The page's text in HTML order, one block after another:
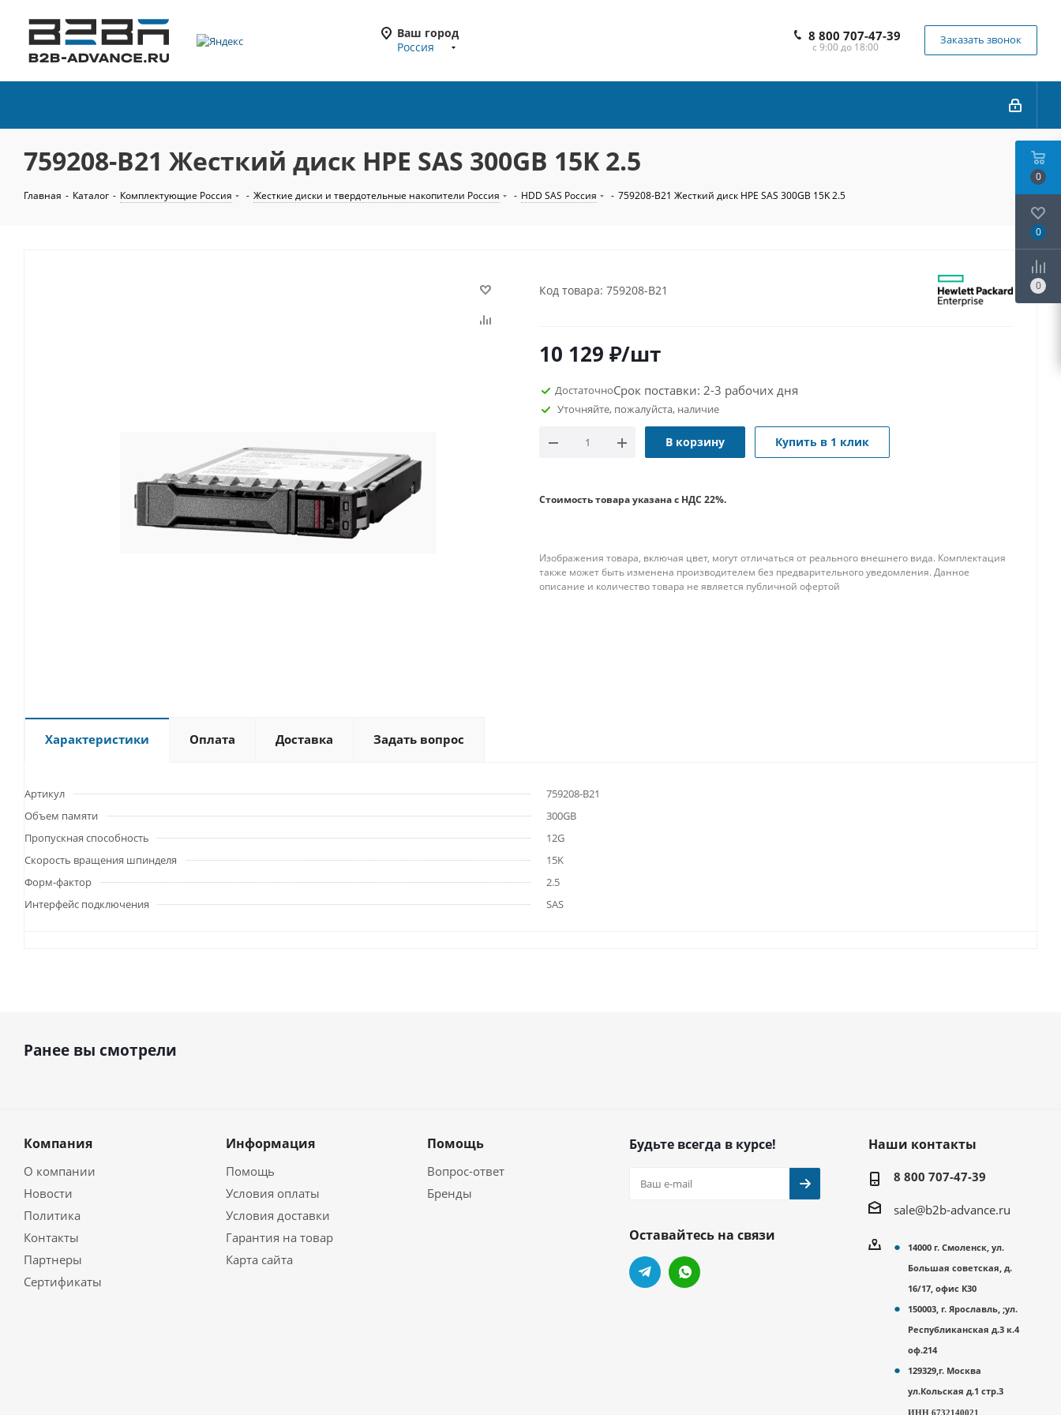
Ваш город
Россия
8 800 707-47-39
с 9:00 до 18:00
Заказать звонок
759208-B21 Жесткий диск HPE SAS 300GB 15K 2.5
Главная - Каталог - Комплектующие Россия - Жесткие диски и твердотельные накопители Россия - HDD SAS Россия - 759208-B21 Жесткий диск HPE SAS 300GB 15K 2.5
Код товара: 759208-B21
10 129 ₽/шт
ДостаточноСрок поставки: 2-3 рабочих дня
Уточняйте, пожалуйста, наличие
В корзину Купить в 1 клик
Стоимость товара указана с НДС 22%.
Изображения товара, включая цвет, могут отличаться от реального внешнего вида. Комплектация
также может быть изменена производителем без предварительного уведомления. Данное
описание и количество товара не является публичной офертой
Характеристики Оплата Доставка Задать вопрос
Артикул
759208-B21
Объем памяти
300GB
Пропускная способность
12G
Скорость вращения шпинделя
15K
Форм-фактор
2.5
Интерфейс подключения
SAS
Ранее вы смотрели
Компания
О компании
Новости
Политика
Контакты
Партнеры
Сертификаты
Информация
Помощь
Условия оплаты
Условия доставки
Гарантия на товар
Карта сайта
Помощь
Вопрос-ответ
Бренды
Будьте всегда в курсе!
Оставайтесь на связи
Наши контакты
8 800 707-47-39
sale@b2b-advance.ru
14000 г. Смоленск, ул.
Большая советская, д.
16/17, офис К30
150003, г. Ярославль, ;ул.
Республиканская д.3 к.4
оф.214
129329,г. Москва
ул.Кольская д.1 стр.3
ИНН 6732140021
0
0
0